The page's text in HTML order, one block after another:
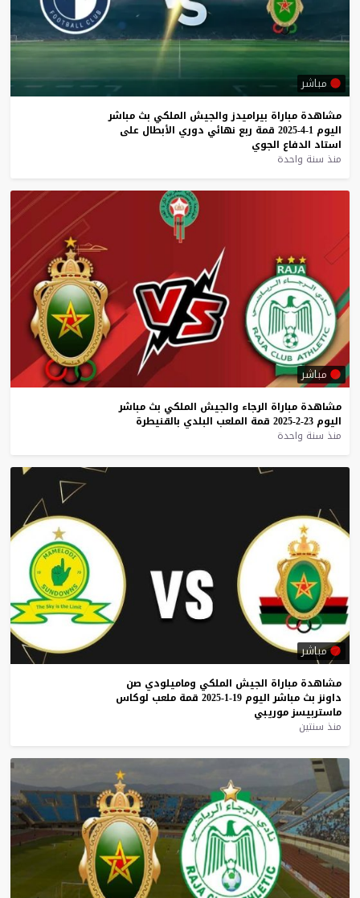
مباشر
مشاهدة مباراة بيراميدز والجيش الملكي بث مباشر
اليوم 1-4-2025 قمة ربع نهائي دوري الأبطال على
استاد الدفاع الجوي
منذ سنة واحدة
مباشر
مشاهدة مباراة الرجاء والجيش الملكي بث مباشر
اليوم 23-2-2025 قمة الملعب البلدي بالقنيطرة
منذ سنة واحدة
مباشر
مشاهدة مباراة الجيش الملكي وماميلودي صن
داونز بث مباشر اليوم 19-1-2025 قمة ملعب لوكاس
ماستربيسزموريبي
منذ سنتين